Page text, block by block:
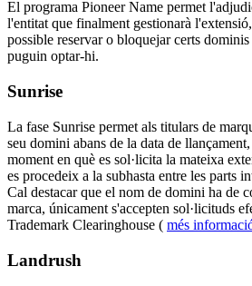
El programa Pioneer Name permet
l'entitat que finalment gestionarà
possible reservar o bloquejar certs
puguin optar-hi.
Sunrise
La fase Sunrise permet als titulars de
seu domini abans de la data de
moment en què es sol·licita la mateixa
es procedeix a la subhasta entre les parts
Cal destacar que el nom de domini ha de
marca, únicament s'accepten sol·licituds
Trademark Clearinghouse ( més
Landrush